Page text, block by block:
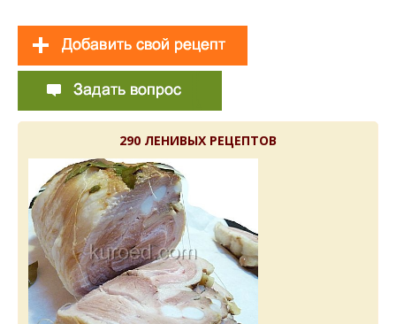
290 ЛЕНИВЫХ РЕЦЕПТОВ